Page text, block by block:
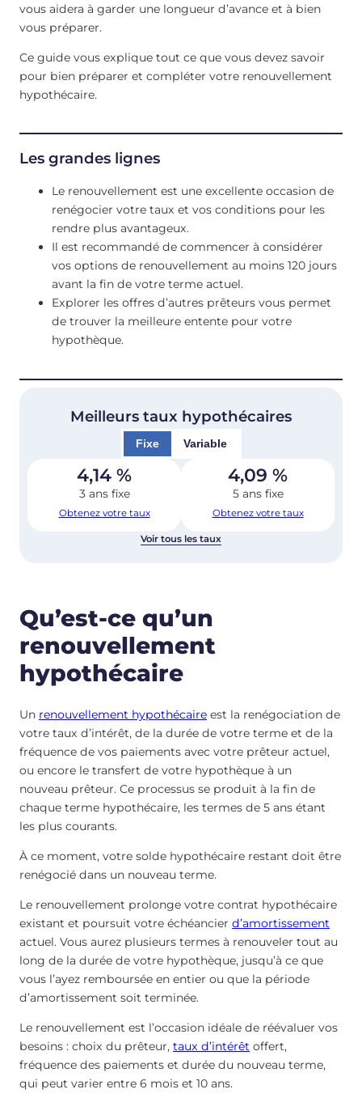
vous aidera à garder une longueur d’avance et à bien
vous préparer.
Ce guide vous explique tout ce que vous devez savoir
pour bien préparer et compléter votre renouvellement
hypothécaire.
Les grandes lignes
Le renouvellement est une excellente occasion de
renégocier votre taux et vos conditions pour les
rendre plus avantageux.
Il est recommandé de commencer à considérer
vos options de renouvellement au moins 120 jours
avant la fin de votre terme actuel.
Explorer les offres d’autres prêteurs vous permet
de trouver la meilleure entente pour votre
hypothèque.
Meilleurs taux hypothécaires
Fixe Variable
4,14 %
3 ans fixe
Obtenez votre taux
4,09 %
5 ans fixe
Obtenez votre taux
Voir tous les taux
Qu’est-ce qu’un
renouvellement
hypothécaire
Un renouvellement hypothécaire est la renégociation de
votre taux d’intérêt, de la durée de votre terme et de la
fréquence de vos paiements avec votre prêteur actuel,
ou encore le transfert de votre hypothèque à un
nouveau prêteur. Ce processus se produit à la fin de
chaque terme hypothécaire, les termes de 5 ans étant
les plus courants.
À ce moment, votre solde hypothécaire restant doit être
renégocié dans un nouveau terme.
Le renouvellement prolonge votre contrat hypothécaire
existant et poursuit votre échéancier d’amortissement
actuel. Vous aurez plusieurs termes à renouveler tout au
long de la durée de votre hypothèque, jusqu’à ce que
vous l’ayez remboursée en entier ou que la période
d’amortissement soit terminée.
Le renouvellement est l’occasion idéale de réévaluer vos
besoins : choix du prêteur, taux d’intérêt offert,
fréquence des paiements et durée du nouveau terme,
qui peut varier entre 6 mois et 10 ans.